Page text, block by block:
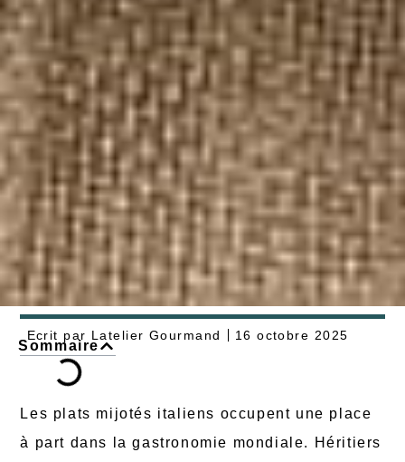
Ecrit par Latelier Gourmand 16 octobre 2025
Sommaire
Les plats mijotés italiens occupent une place
à part dans la gastronomie mondiale. Héritiers